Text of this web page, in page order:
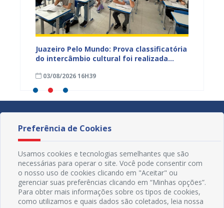
Juazeiro Pelo Mundo: Prova classificatória
do intercâmbio cultural foi realizada
divulgado nesta terça (04)
03/08/2026 16H39
Preferência de Cookies
Usamos cookies e tecnologias semelhantes que são
necessárias para operar o site. Você pode consentir com
o nosso uso de cookies clicando em "Aceitar" ou
gerenciar suas preferências clicando em “Minhas opções”.
Para obter mais informações sobre os tipos de cookies,
como utilizamos e quais dados são coletados, leia nossa